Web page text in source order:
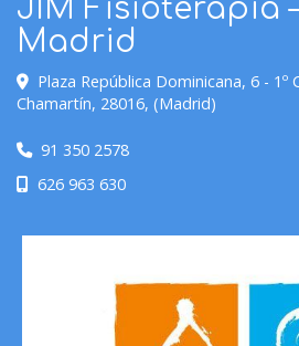
JIM Fisioterapia
Madrid
Plaza República Dominicana, 6 - 1º
Chamartín, 28016, (Madrid)
91 350 2578
626 963 630